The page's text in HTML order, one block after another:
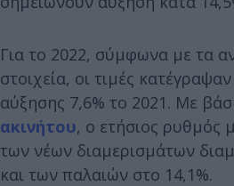
Για το 2022, σύμφωνα με τα
στοιχεία, οι τιμές
αύξησης 7,6% το 2021. Με
ακινήτου, ο ετήσιος ρυθμός
των νέων διαμερισμάτων
και των παλαιών στο 14,1%.